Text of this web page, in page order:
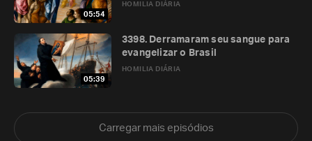
05:54
HOMILIA DIÁRIA
05:39
HOMILIA DIÁRIA
3398. Derramaram seu sangue para
evangelizar o Brasil
Carregar mais episódios